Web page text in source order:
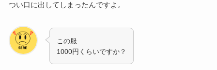
つい口に出してしまったんですよ。
この服
1000円くらいですか？